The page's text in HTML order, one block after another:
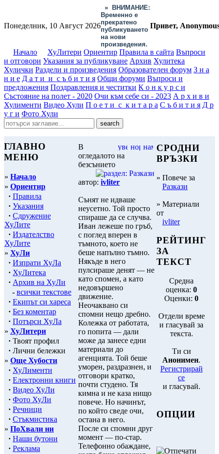
Понеделник, 10 Август 2026
»
ВНИМАНИЕ:
Временно е
прекратено
публикуването
на нови
произведения.
Привет,
Начало ХуЛитери Ориентир Правила в сайта Въпроси
и отговори Указания за публикуване Архив Хулитека
Хулички Раздели и произведения Образователен форум З н а
н и е Д а т и и с ъ б и т и я Общи форуми Въпроси и
предложения Поздравления и честитки К о н к у р с и
Състояние на полет - 2020 Очи към себе си - 2023 А р х и в и
Хулименти Видео Хули П о е т и с к и т а р а С ъ б и т и я Д р
у г и Фото Хули
ГЛАВНО
МЕНЮ
» Начало
» Ориентир
· Правила
· Указания
· Сдружение
ХуЛите
· Издателство
ХуЛите
» ХуЛи
· Изпрати ХуЛа
· ХуЛитека
· Архив на ХуЛи
- всички текстове
· Екипът си хареса
· Без коментар
· Потърси ХуЛа
» ХуЛитери
· Твоят профил
· Лични бележки
» Още Хубости
· ХуЛименти
· Електронни книги
· Видео ХуЛи
· Фото ХуЛи
· Речници
· Стъкмистика
» ПоХвали ни
· Наши бутони
· Реклама
В
огледалото на
безсънието
автор: ivliter
Сънят не идваше
неусетно. Той просто
спираше да се случва.
Иван лежеше по гръб,
с поглед вперен в
тъмното, което не
беше напълно тъмно.
Някъде в него
пулсираше денят — не
като спомен, а като
недовършено
движение.
Неочаквано си
спомни нещо дребно.
Колежка от работата,
го попита — дали
може да занесе едни
материали до
агенцията. Той беше
уморен, раздразнен, и
отговори кратко,
почти студено. Тя
кимна и не каза нищо
повече. Но начинът,
по който сведе очи,
остана в него.
После си спомни друг
момент — по-стар.
Телефонно обаждане,
СРОДНИ
ВРЪЗКИ
» Повече за
Разкази
» Материали
от
ivliter
РЕЙТИНГ
ЗА
ТЕКСТ
Средна
оценка: 0
Оценки: 0
Отдели време
и гласувай за
текста.
Ти си
Анонимен.
Регистрирай
се
и гласувай.
ОПЦИИ